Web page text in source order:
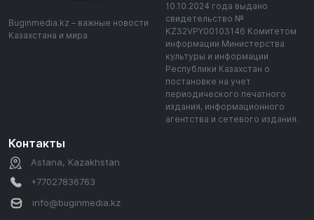
Buginmedia.kz – важные новости
Казахстана и мира
10.10.2024 года выдано
свидетельство №
KZ32VPY00103146 Комитетом
информации Министерства
культуры и информации
Республики Казахстан о
постановке на учет
периодического печатного
издания, информационного
агентства и сетевого издания.
Контакты
Astana, Kazakhstan
+77027836763
info@buginmedia.kz